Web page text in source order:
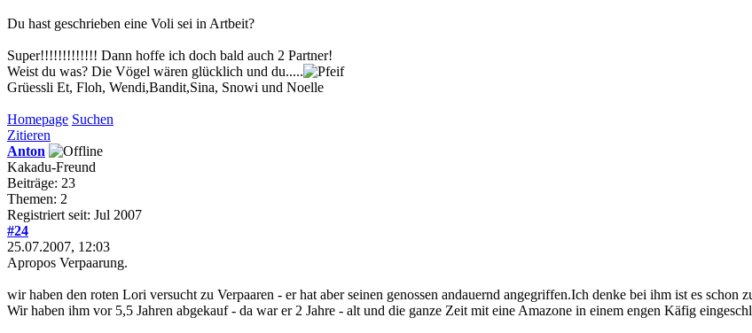
Du hast geschrieben eine Voli sei in Artbeit?
Super!!!!!!!!!!!!! Dann hoffe ich doch bald auch 2 Partner!
Weist du was? Die Vögel wären glücklich und du.....
Grüessli Et, Floh, Wendi,Bandit,Sina, Snowi und Noelle
Homepage Suchen
Zitieren
Anton
Kakadu-Freund
Beiträge: 23
Themen: 2
Registriert seit: Jul 2007
#24
25.07.2007, 12:03
Apropos Verpaarung.
wir haben den roten Lori versucht zu Verpaaren - er hat aber seinen genossen andauernd angegriffen.Ich denke bei ihm ist es schon
Wir haben ihm vor 5,5 Jahren abgekauf - da war er 2 Jahre - alt und die ganze Zeit mit eine Amazone in einem engen Käfig